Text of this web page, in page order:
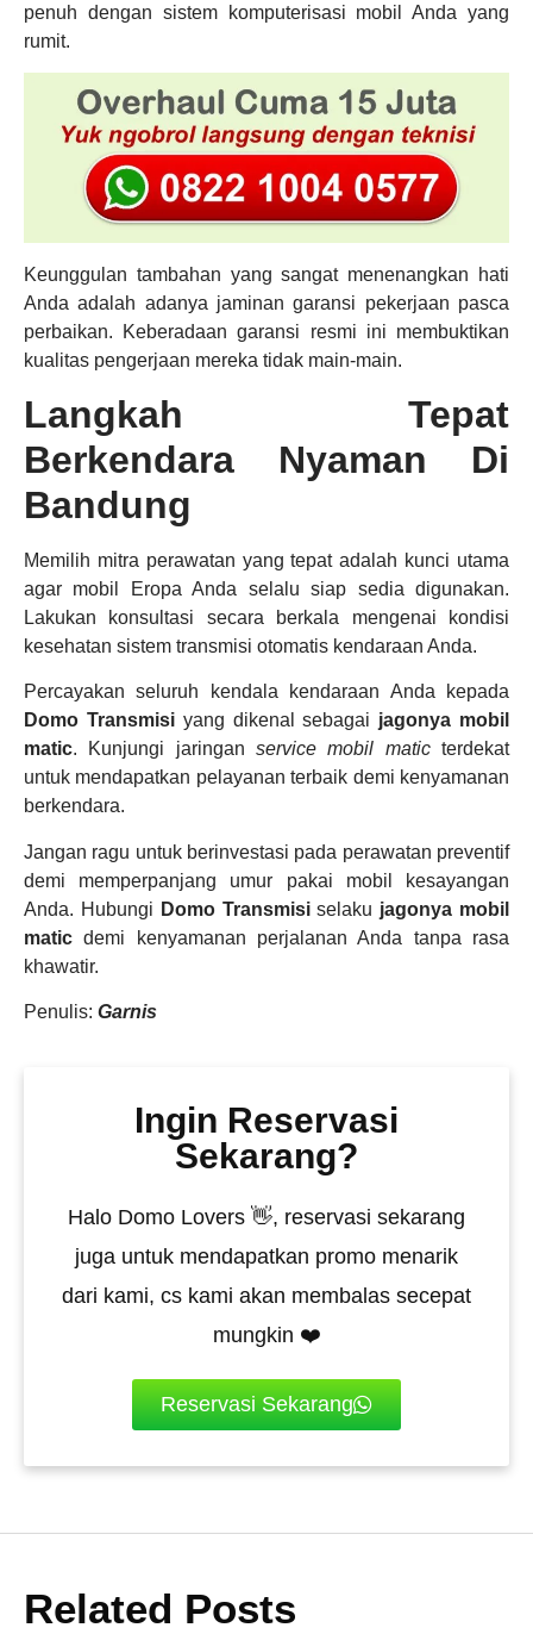
penuh dengan sistem komputerisasi mobil Anda yang
rumit.
Keunggulan tambahan yang sangat menenangkan hati
Anda adalah adanya jaminan garansi pekerjaan pasca
perbaikan. Keberadaan garansi resmi ini membuktikan
kualitas pengerjaan mereka tidak main-main.
Langkah Tepat
Berkendara Nyaman Di
Bandung
Memilih mitra perawatan yang tepat adalah kunci utama
agar mobil Eropa Anda selalu siap sedia digunakan.
Lakukan konsultasi secara berkala mengenai kondisi
kesehatan sistem transmisi otomatis kendaraan Anda.
Percayakan seluruh kendala kendaraan Anda kepada
Domo Transmisiyang dikenal sebagai jagonya mobil
matic. Kunjungi jaringan service mobil maticterdekat
untuk mendapatkan pelayanan terbaik demi kenyamanan
berkendara.
Jangan ragu untuk berinvestasi pada perawatan preventif
demi memperpanjang umur pakai mobil kesayangan
Anda. Hubungi Domo Transmisiselaku jagonya mobil
matic demi kenyamanan perjalanan Anda tanpa rasa
khawatir.
Penulis: Garnis
Ingin Reservasi
Sekarang?
Halo Domo Lovers 👋, reservasi sekarang
juga untuk mendapatkan promo menarik
dari kami, cs kami akan membalas secepat
mungkin ❤️
Reservasi Sekarang
Related Posts